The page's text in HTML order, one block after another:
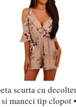
scurta cu
maneci tip clopot •